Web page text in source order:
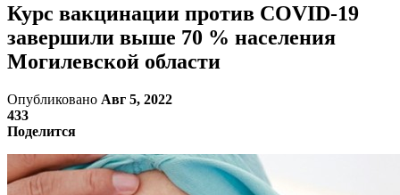
Курс вакцинации против COVID-19
завершили выше 70 % населения
Могилевской области
Опубликовано Авг 5, 2022
433
Поделится